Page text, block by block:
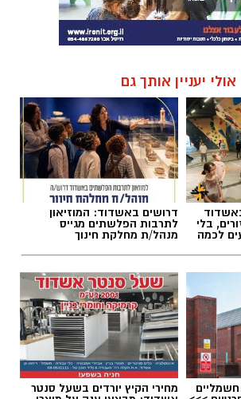
אולי יעניין אותך גם
בלי
לכמה
דרושים באשדוד: המוזיאון
לתרבות הפלשתים מגייס
מנהל/ת מחלקת חינוך
מחירי הקיץ יורדים בשעל סנטר